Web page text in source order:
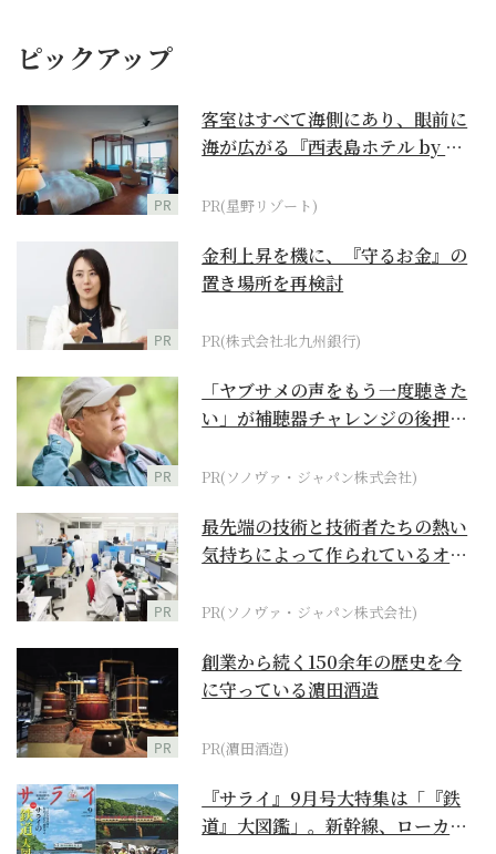
ピックアップ
PR
客室はすべて海側にあり、眼前に
海が広がる『西表島ホテル by 星
PR(星野リゾート)
PR
金利上昇を機に、『守るお金』の
置き場所を再検討
PR(株式会社北九州銀行)
PR
「ヤブサメの声をもう一度聴きた
い」が補聴器チャレンジの後押し
PR(ソノヴァ・ジャパン株式会社)
PR
最先端の技術と技術者たちの熱い
気持ちによって作られているオー
PR(ソノヴァ・ジャパン株式会社)
PR
創業から続く150余年の歴史を今
に守っている濵田酒造
PR(濵田酒造)
『サライ』9月号大特集は「『鉄
道』大図鑑」。新幹線、ローカル